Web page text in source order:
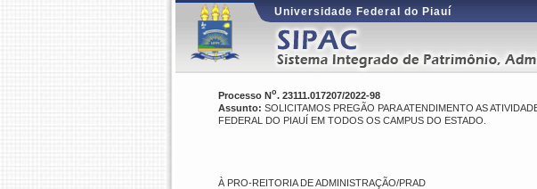
Universidade Federal do Piauí
Processo No. 23111.017207/2022-98
Assunto: SOLICITAMOS PREGÃO PARA ATENDIMENTO AS
FEDERAL DO PIAUÍ EM TODOS OS CAMPUS DO ESTADO.
À PRO-REITORIA DE ADMINISTRAÇÃO/PRAD